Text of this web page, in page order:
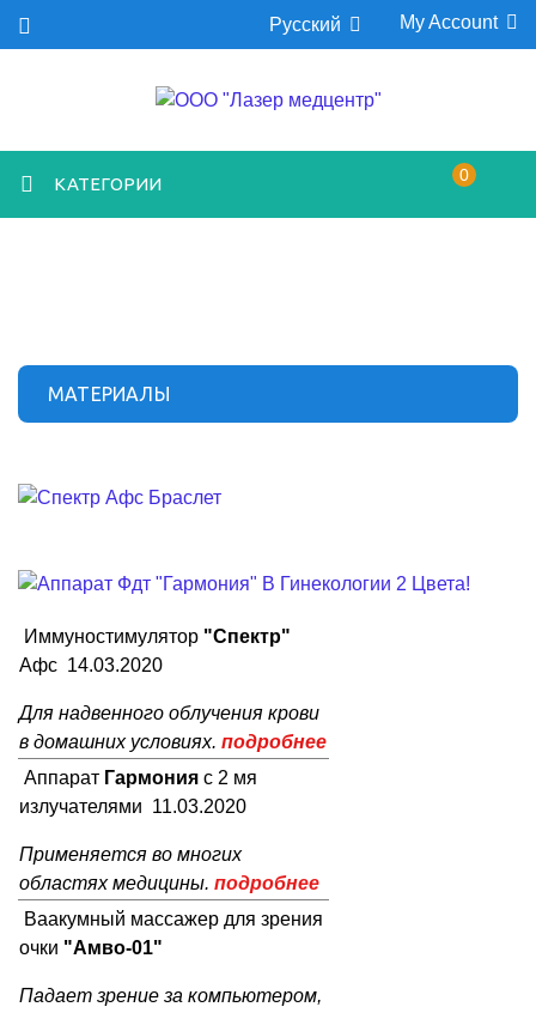
Русский My Account
0
КАТЕГОРИИ
МАТЕРИАЛЫ
Иммуностимулятор "Спектр"
Афс 14.03.2020
Для надвенного облучения крови
в домашних условиях. подробнее
Аппарат Гармония с 2 мя
излучателями 11.03.2020
Применяется во многих
областях медицины. подробнее
Ваакумный массажер для зрения
очки "Амво-01"
Падает зрение за компьютером,